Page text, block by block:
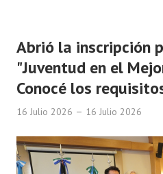
Reglamento Interno
Digesto
Organigrama
DOCUMENTOS
Abrió la inscripción
"Juventud en el
Conocé los
16 Julio 2026 16 Julio 2026